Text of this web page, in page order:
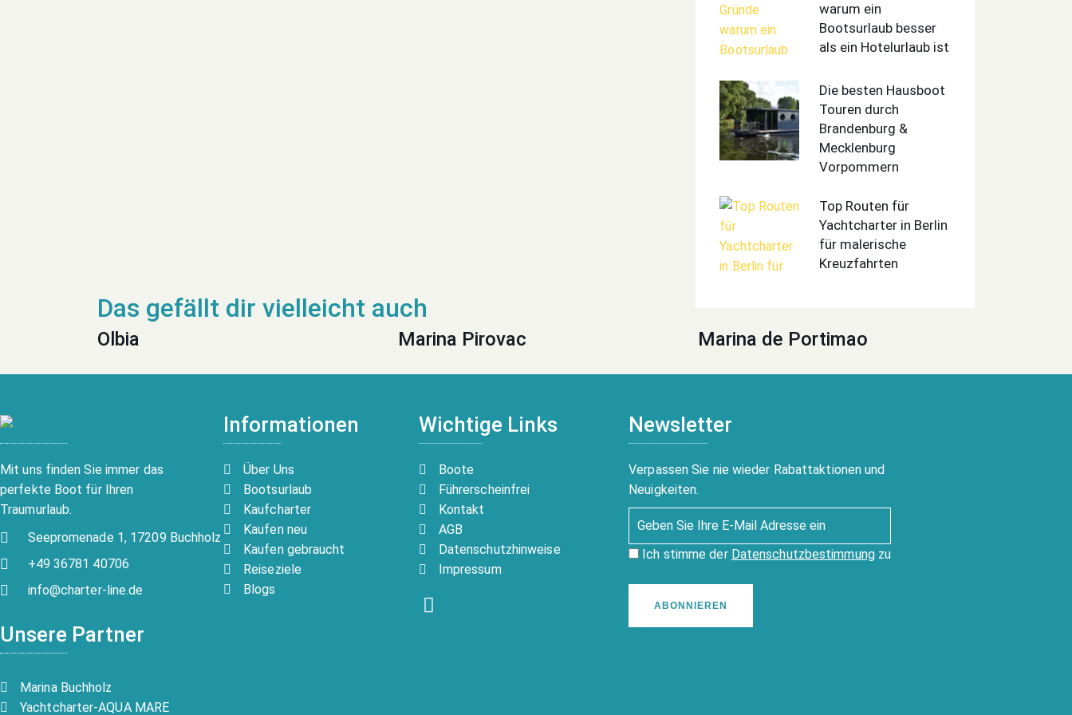
warum ein
Bootsurlaub besser
als ein Hotelurlaub ist
Die besten Hausboot
Touren durch
Brandenburg &
Mecklenburg
Vorpommern
Top Routen für
Yachtcharter in Berlin
für malerische
Kreuzfahrten
Olbia Marina Pirovac Marina de Portimao
Mit uns finden Sie immer das
perfekte Boot für Ihren
Traumurlaub.
Seepromenade 1, 17209 Buchholz
+49 36781 40706
info@charter-line.de
Unsere Partner
Marina Buchholz
Yachtcharter-AQUA MARE
Informationen
Über Uns
Bootsurlaub
Kaufcharter
Kaufen neu
Kaufen gebraucht
Reiseziele
Blogs
Wichtige Links
Boote
Führerscheinfrei
Kontakt
AGB
Datenschutzhinweise
Impressum
Newsletter
Verpassen Sie nie wieder Rabattaktionen und
Neuigkeiten.
Ich stimme der Datenschutzbestimmungzu
ABONNIEREN